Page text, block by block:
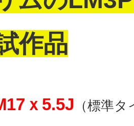
作品
ｘ5.5J （標準